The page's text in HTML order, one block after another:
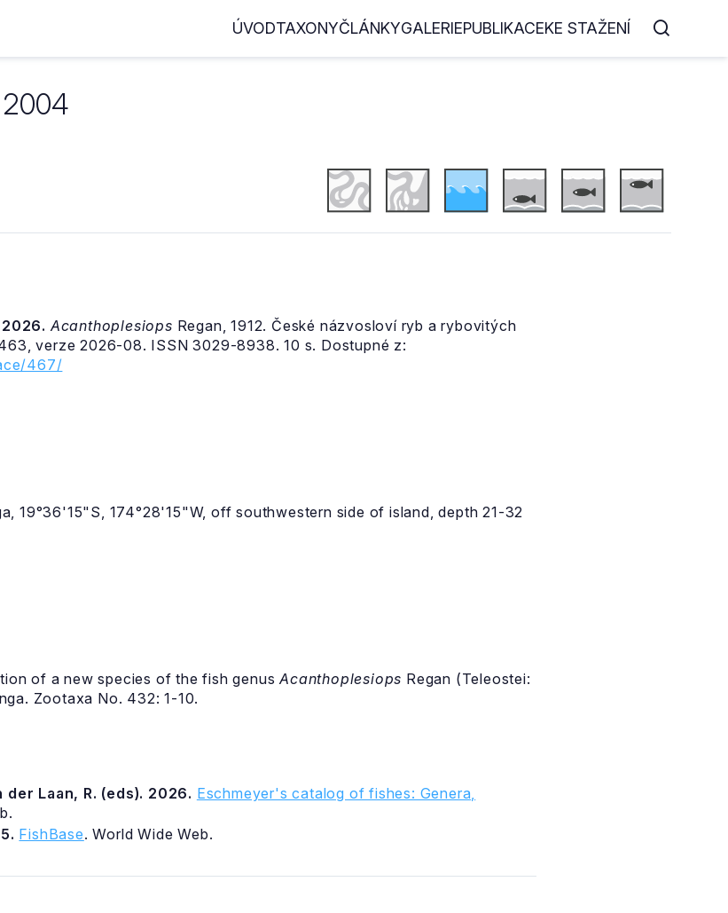
ÚVODTAXONYČLÁNKYGALERIEPUBLIKACEKE STAŽENÍ
2004
Acanthoplesiops Regan, 1912. České názvosloví ryb a rybovitých
verze 2026-08. ISSN 3029-8938. 10 s. Dostupné z:
467/
19°36'15"S, 174°28'15"W, off southwestern side of island, depth 21-32
of a new species of the fish genusAcanthoplesiops Regan (Teleostei:
Zootaxa No. 432: 1-10.
der Laan, R. (eds). 2026. Eschmeyer's catalog of fishes: Genera,
FishBase. World Wide Web.